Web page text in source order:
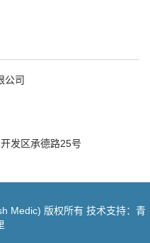
公司
发区承德路25号
Medic) 版权所有 技术支持：青